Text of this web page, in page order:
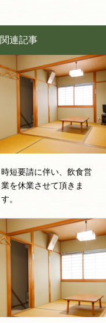
関連記事
時短要請に伴い、飲食営
業を休業させて頂きま
す。